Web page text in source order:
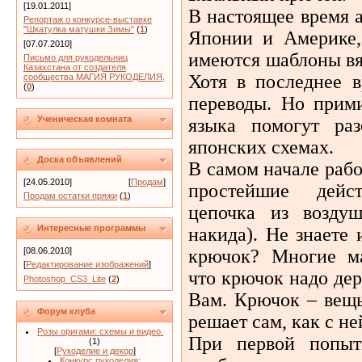
[19.01.2011]
Репортаж о конкурсе-выставке
"Шкатулка матушки Зимы" (1)
[07.07.2010]
Письмо для рукодельниц
Казахстана от создателя
сообщества МАГИЯ РУКОДЕЛИЯ,
(0)
Ученическая комната
Доска объявлений
[24.05.2010] [Продам]
Продам остатки пряжи (1)
Интересные программы
[08.06.2010]
[Редактирование изображений]
Photoshop_CS3_Lite (2)
Форум клуба
Розы оригами: схемы и видео.
(1)
[Рукоделие и декор]
В настоящее время
Японии и
имеются шаблоны
Хотя в последнее
переводы. Но
языка помогут
японских схемах.
В самом начале
простейшие
цепочка из
накида). Не знаете
крючок? Многие
что крючок надо
Вам. Крючок –
решает сам, как с
При первой